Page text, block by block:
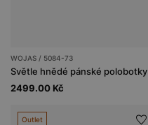
WOJAS / 5084-73
Světle hnědé pánské polobotky
2499.00 Kč
Outlet